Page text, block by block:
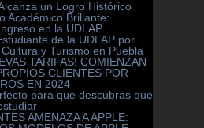
un Logro Histórico
Académico Brillante:
en la UDLAP
de la UDLAP por
y Turismo en Puebla
TARIFAS! COMIENZAN
CLIENTES POR
EN 2024
para que descubras que
AMENAZA A APPLE: